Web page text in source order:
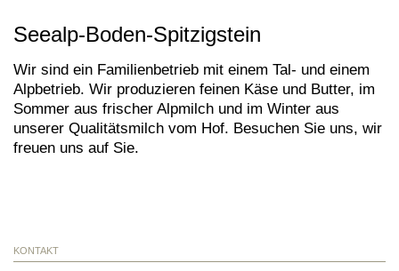
Seealp-Boden-Spitzigstein
Wir sind ein Familienbetrieb mit einem Tal- und einem
Alpbetrieb. Wir produzieren feinen Käse und Butter, im
Sommer aus frischer Alpmilch und im Winter aus
unserer Qualitätsmilch vom Hof. Besuchen Sie uns, wir
freuen uns auf Sie.
KONTAKT